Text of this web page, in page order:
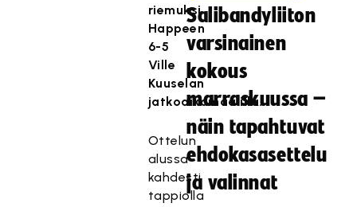
riemuksi
Happeen
6-5
Ville
Kuuselan
jatkoaikamaalilla.
Ottelun
alussa
kahdesti
tappiolla
Salibandyliiton
varsinainen
kokous
marraskuussa –
näin tapahtuvat
ehdokasasettelu
ja valinnat